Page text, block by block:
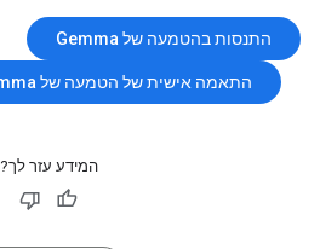
התנסות בהטמעה של Gemma
התאמה אישית של הטמעה של Gemma
המידע עזר לך?